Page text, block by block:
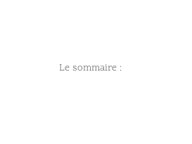
Le sommaire :